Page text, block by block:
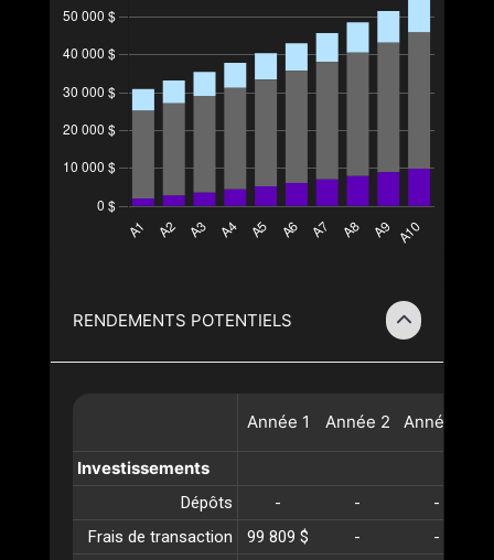
RENDEMENTS POTENTIELS
Année 1 Année 2 Année
Investissements
Dépôts - -
-
Frais de transaction
99 809 $ -
-